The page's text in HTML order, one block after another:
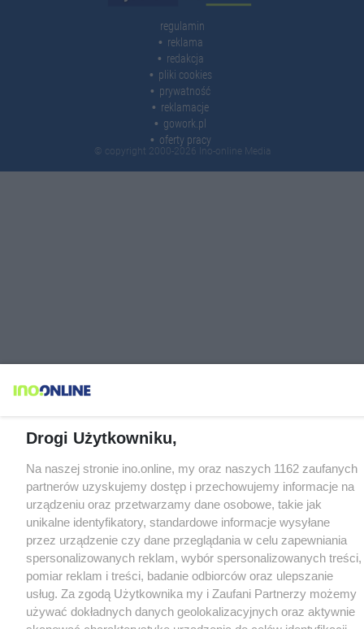
regulamin
reklama
redakcja
pliki cookies
prywatność
reklamacje
gowork.pl
oferty pracy
© copyright 2000-2026 Ino-online Media
Drogi Użytkowniku,
Na naszej stronie ino.online, my oraz naszych 1162 zaufanych
partnerów uzyskujemy dostęp i przechowujemy informacje na
urządzeniu oraz przetwarzamy dane osobowe, takie jak
unikalne identyfikatory, standardowe informacje wysyłane
przez urządzenie czy dane przeglądania w celu zapewniania
spersonalizowanych reklam, wybór spersonalizowanych treści,
pomiar reklam i treści, badanie odbiorców oraz ulepszanie
usług. Za zgodą Użytkownika my i Zaufani Partnerzy możemy
używać dokładnych danych geolokalizacyjnych oraz aktywnie